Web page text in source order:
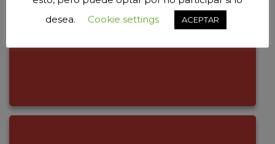
desea.
Cookie settings ACEPTAR